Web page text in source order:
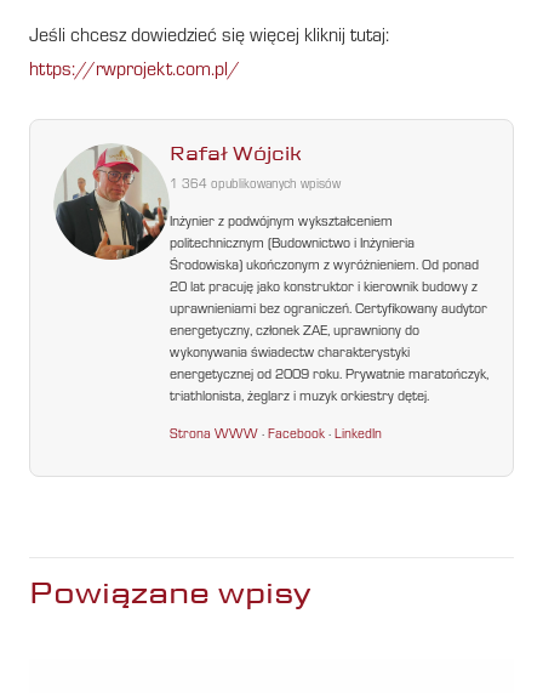
Jeśli chcesz dowiedzieć się więcej kliknij tutaj:
https://rwprojekt.com.pl/
Rafał Wójcik
1 364 opublikowanych wpisów
Inżynier z podwójnym wykształceniem
politechnicznym (Budownictwo i Inżynieria
Środowiska) ukończonym z wyróżnieniem. Od ponad
20 lat pracuję jako konstruktor i kierownik budowy z
uprawnieniami bez ograniczeń. Certyfikowany audytor
energetyczny, członek ZAE, uprawniony do
wykonywania świadectw charakterystyki
energetycznej od 2009 roku. Prywatnie maratończyk,
triathlonista, żeglarz i muzyk orkiestry dętej.
Strona WWW ·Facebook ·LinkedIn
Powiązane wpisy